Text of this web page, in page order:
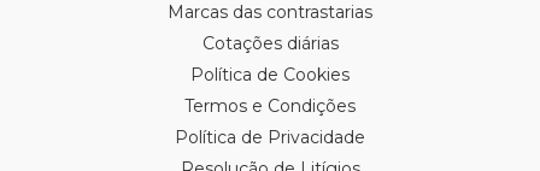
Marcas das contrastarias
Cotações diárias
Política de Cookies
Termos e Condições
Política de Privacidade